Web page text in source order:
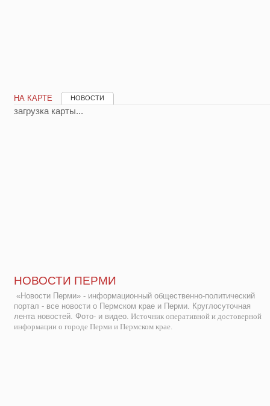
НА КАРТЕ НОВОСТИ
загрузка карты...
НОВОСТИ ПЕРМИ
«Новости Перми» - информационный общественно-политический
портал - все новости о Пермском крае и Перми. Круглосуточная
лента новостей. Фото- и видео. Источник оперативной и достоверной
информации о городе Перми и Пермском крае.